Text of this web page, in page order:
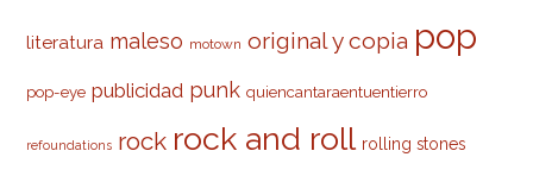
literatura maleso motown original y copia pop
pop-eye publicidad punk quiencantaraentuentierro
refoundations rock rock and roll rolling stones